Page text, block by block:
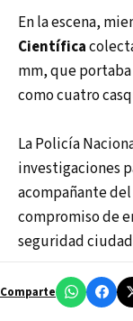
En la escena,
Científica
mm, que
como cuatro
La Policía
investigaciones
acompañante
compromiso de
seguridad
Comparte